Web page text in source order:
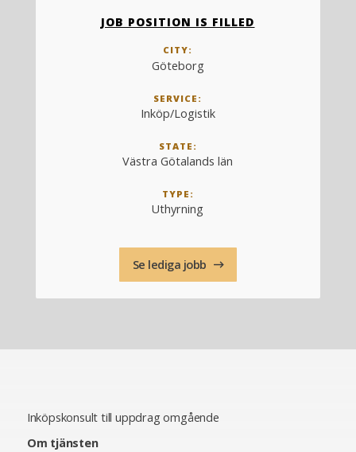
JOB POSITION IS FILLED
CITY:
Göteborg
SERVICE:
Inköp/Logistik
STATE:
Västra Götalands län
TYPE:
Uthyrning
Se lediga jobb
Inköpskonsult till uppdrag omgående
Om tjänsten